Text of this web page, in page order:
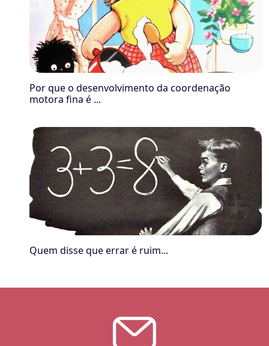
Por que o desenvolvimento da coordenação
motora fina é ...
Quem disse que errar é ruim...